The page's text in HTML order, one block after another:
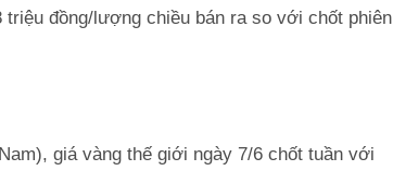
đồng/lượng chiều bán ra so với chốt phiên
giá vàng thế giới ngày 7/6 chốt tuần với